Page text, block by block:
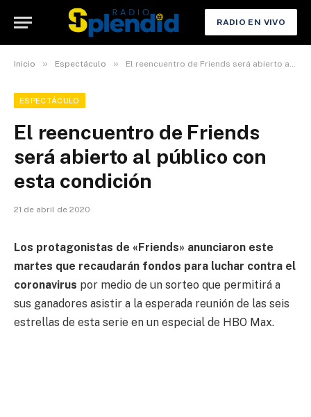
RADIO EN VIVO
Inicio » Espectáculo » El reencuentro de Friends será abierto al público con esta condición
ESPECTÁCULO
El reencuentro de Friends
será abierto al público con
esta condición
21 de abril de 2020
Los protagonistas de «Friends» anunciaron este
martes que recaudarán fondos para luchar contra el
coronavirus por medio de un sorteo que permitirá a
sus ganadores asistir a la esperada reunión de las seis
estrellas de esta serie en un especial de HBO Max.